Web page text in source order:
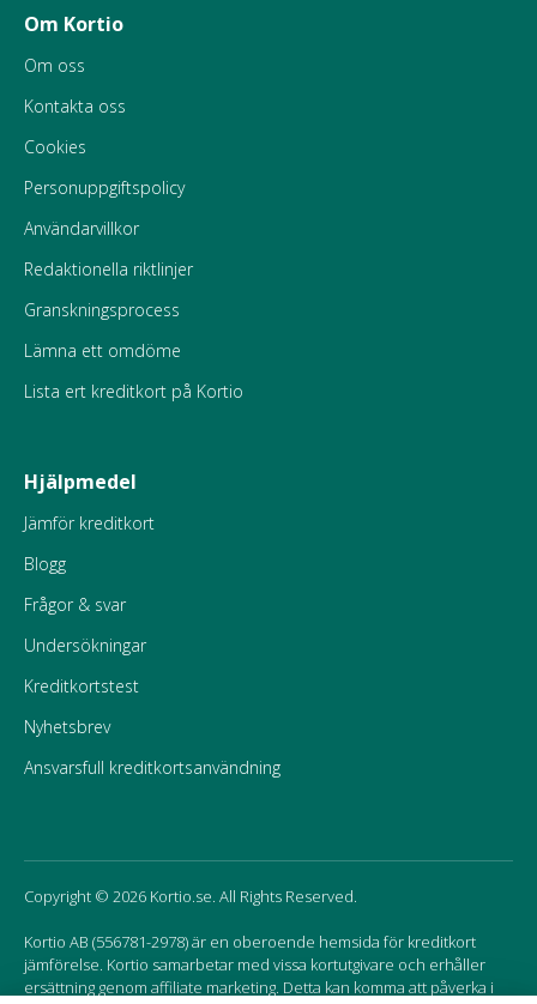
Om Kortio
Om oss
Kontakta oss
Cookies
Personuppgiftspolicy
Användarvillkor
Redaktionella riktlinjer
Granskningsprocess
Lämna ett omdöme
Lista ert kreditkort på Kortio
Hjälpmedel
Jämför kreditkort
Blogg
Frågor & svar
Undersökningar
Kreditkortstest
Nyhetsbrev
Ansvarsfull kreditkortsanvändning
Copyright © 2026 Kortio.se. All Rights Reserved.
Kortio AB (556781-2978) är en oberoende hemsida för kreditkort
jämförelse. Kortio samarbetar med vissa kortutgivare och erhåller
ersättning genom affiliate marketing. Detta kan komma att påverka i